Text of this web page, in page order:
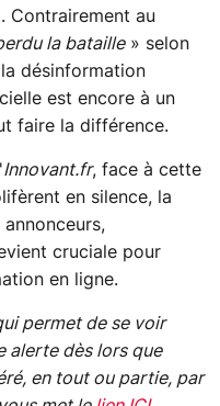
Contrairement au
la bataille» selon
désinformation
est encore à un
faire la différence.
Innovant.fr, face à cette
en silence, la
cruciale pour
en ligne.
permet de se voir
alerte dès lors que
en tout ou partie, par